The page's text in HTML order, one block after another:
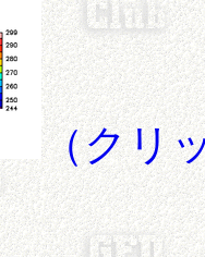
（クリ